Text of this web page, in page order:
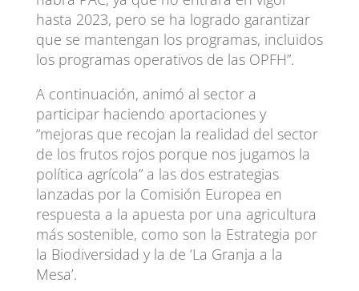
hasta 2023, pero se ha logrado garantizar
que se mantengan los programas, incluidos
los programas operativos de las OPFH”.
A continuación, animó al sector a
participar haciendo aportaciones y
“mejoras que recojan la realidad del sector
de los frutos rojos porque nos jugamos la
política agrícola” a las dos estrategias
lanzadas por la Comisión Europea en
respuesta a la apuesta por una agricultura
más sostenible, como son la Estrategia por
la Biodiversidad y la de ‘La Granja a la
Mesa’.